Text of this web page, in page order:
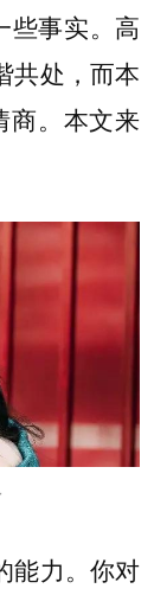
些事实。高
共处，而本
商。本文来
能力。你对